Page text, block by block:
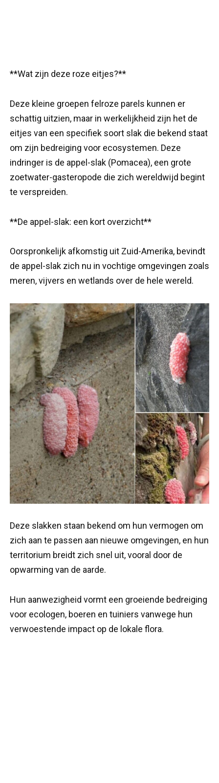
**Wat zijn deze roze eitjes?**
Deze kleine groepen felroze parels kunnen er
schattig uitzien, maar in werkelijkheid zijn het de
eitjes van een specifiek soort slak die bekend staat
om zijn bedreiging voor ecosystemen. Deze
indringer is de appel-slak (Pomacea), een grote
zoetwater-gasteropode die zich wereldwijd begint
te verspreiden.
**De appel-slak: een kort overzicht**
Oorspronkelijk afkomstig uit Zuid-Amerika, bevindt
de appel-slak zich nu in vochtige omgevingen zoals
meren, vijvers en wetlands over de hele wereld.
Deze slakken staan bekend om hun vermogen om
zich aan te passen aan nieuwe omgevingen, en hun
territorium breidt zich snel uit, vooral door de
opwarming van de aarde.
Hun aanwezigheid vormt een groeiende bedreiging
voor ecologen, boeren en tuiniers vanwege hun
verwoestende impact op de lokale flora.